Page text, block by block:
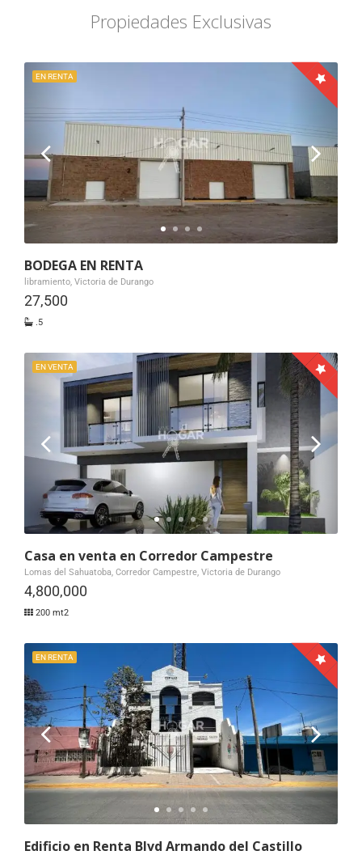
Propiedades Exclusivas
EN RENTA
BODEGA EN RENTA
libramiento, Victoria de Durango
27,500
.5
EN VENTA
Casa en venta en Corredor Campestre
Lomas del Sahuatoba, Corredor Campestre, Victoria de Durango
4,800,000
200 mt2
EN RENTA
Edificio en Renta Blvd Armando del Castillo